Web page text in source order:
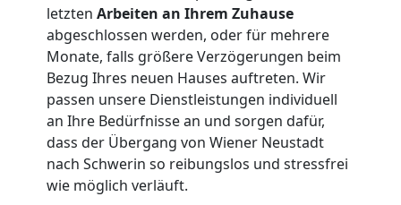
letzten Arbeiten an Ihrem Zuhause
abgeschlossen werden, oder für mehrere
Monate, falls größere Verzögerungen beim
Bezug Ihres neuen Hauses auftreten. Wir
passen unsere Dienstleistungen individuell
an Ihre Bedürfnisse an und sorgen dafür,
dass der Übergang von Wiener Neustadt
nach Schwerin so reibungslos und stressfrei
wie möglich verläuft.
Vereinsumzug
Wiener
Neustadt
Anfrage